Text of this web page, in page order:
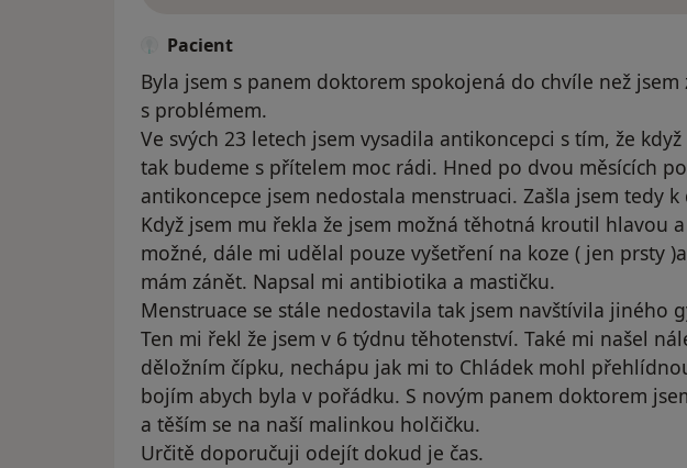
Pacient
Byla jsem s panem doktorem spokojená do chvíle než jsem
s problémem.
Ve svých 23 letech jsem vysadila antikoncepci s tím, že
tak budeme s přítelem moc rádi. Hned po dvou měsících
antikoncepce jsem nedostala menstruaci. Zašla jsem tedy
Když jsem mu řekla že jsem možná těhotná kroutil hlavou
možné, dále mi udělal pouze vyšetření na koze ( jen prsty
mám zánět. Napsal mi antibiotika a mastičku.
Menstruace se stále nedostavila tak jsem navštívila jiného
Ten mi řekl že jsem v 6 týdnu těhotenství. Také mi našel
děložním čípku, nechápu jak mi to Chládek mohl
bojím abych byla v pořádku. S novým panem doktorem
a těším se na naší malinkou holčičku.
Určitě doporučuji odejít dokud je čas.